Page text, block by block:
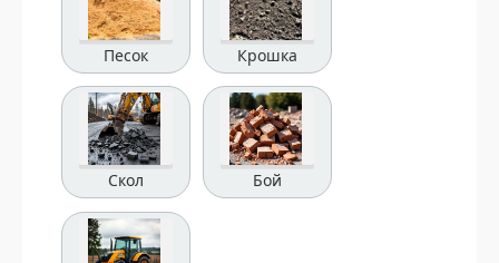
Песок Крошка
Скол Бой